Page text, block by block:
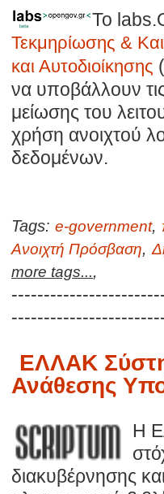
Το
Τεκμηρίωσης &
και Αυτοδιοίκησης
να υποβάλλουν
μείωσης του
χρήση ανοιχτού
δεδομένων.
Tags: e-government,
Ανοιχτή Πρόσβαση,
more tags...,
ΕΛΛΑΚ
Ανάθεσης
Η
διακυβέρνησης